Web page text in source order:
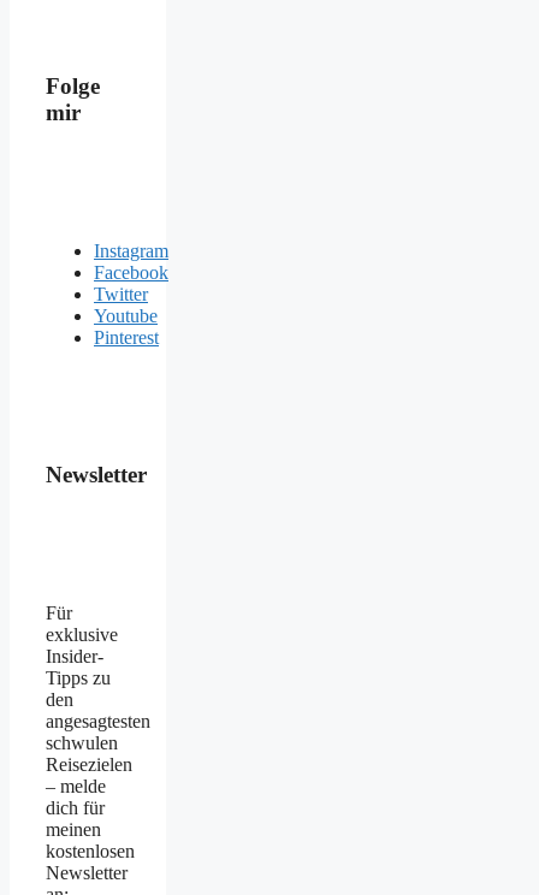
Folge
mir
Instagram
Facebook
Twitter
Youtube
Pinterest
Newsletter
Für
exklusive
Insider-
Tipps zu
den
angesagtesten
schwulen
Reisezielen
– melde
dich für
meinen
kostenlosen
Newsletter